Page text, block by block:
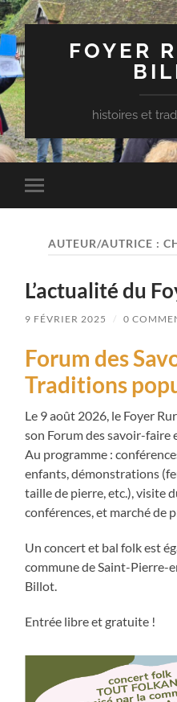
FOYER
histoires et
Toggle
mobile
AUTEUR/AUTRICE :
L’actualité du
9 FÉVRIER 2025 / 0
Forum des
Traditions
Le 9 août 2026, le Foyer
son Forum des savoir-
Au programme :
enfants, démonstrations
taille de pierre, etc.), visite
conférences, et marché de
Un concert et bal folk est
commune de Saint-Pierre-
Billot.
Entrée libre et gratuite !